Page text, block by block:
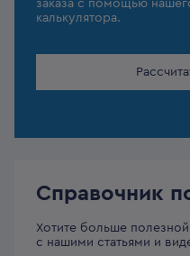
заказа с помощью
калькулятора.
Справочник
Хотите больше
с нашими статьями и